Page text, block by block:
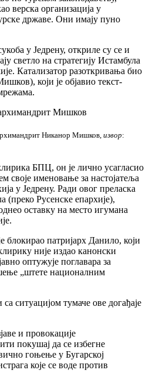
верска организација у
државе. Они имају пуно
у Једрену, откриле су се и
светло на стратегију Истамбула
Катализатор разоткривања био
који је објавио текст-
Никанор Мишков,извор:
БПЦ, он је лично усагласио
своје именовање за настојатеља
у Једрену. Ради овог преласка
(преко Русенске епархије),
оставку на место игумана
патријарх Данило, који
није издао канонски
оптужује поглавара за
„штете националним
тумаче ове догађаје
и провокације
покушај да се избегне
гоњење у Бугарској
које се воде против